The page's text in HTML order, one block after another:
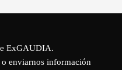
ExGAUDIA.
enviarnos información